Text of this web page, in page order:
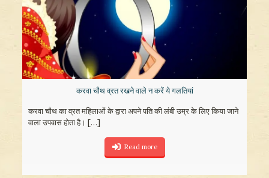
करवा चौथ व्रत रखने वाले न करें ये गलतियां
करवा चौथ का व्रत महिलाओं के द्वारा अपने पति की लंबी उम्र के लिए किया जाने
वाला उपवास होता है। […]
Read more